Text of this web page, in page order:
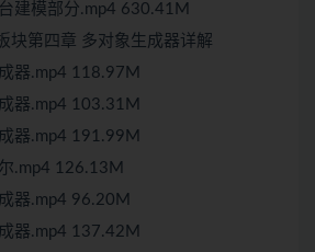
建模部分.mp4 630.41M
块第四章 多对象生成器详解
器.mp4 118.97M
器.mp4 103.31M
器.mp4 191.99M
.mp4 126.13M
器.mp4 96.20M
器.mp4 137.42M